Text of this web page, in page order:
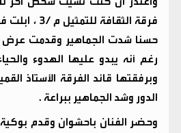
فرقة الثقافة
حسنا شدت الجماهير وقدمت عرض
رغم أنه يبدو عليها الهدوء
وبرفقتها قائد الفرقة الأستاذ
الدور وشد الجماهير ببراعة .
وحضر الفنان باحشوان وقدم بوكية